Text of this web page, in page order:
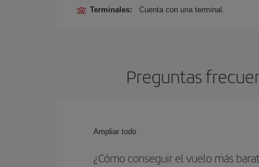
Terminales: Cuenta con una terminal.
Preguntas
Ampliar todo
¿Cómo conseguir el vuelo más